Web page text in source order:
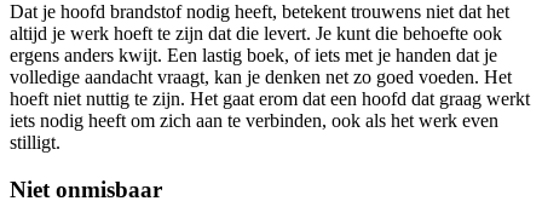
Dat je hoofd brandstof nodig heeft, betekent trouwens niet dat het
altijd je werk hoeft te zijn dat die levert. Je kunt die behoefte ook
ergens anders kwijt. Een lastig boek, of iets met je handen dat je
volledige aandacht vraagt, kan je denken net zo goed voeden. Het
hoeft niet nuttig te zijn. Het gaat erom dat een hoofd dat graag werkt
iets nodig heeft om zich aan te verbinden, ook als het werk even
stilligt.
Niet onmisbaar